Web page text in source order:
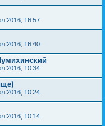
2016, 16:57
2016, 16:40
2016, 10:34
2016, 10:24
2016, 10:14